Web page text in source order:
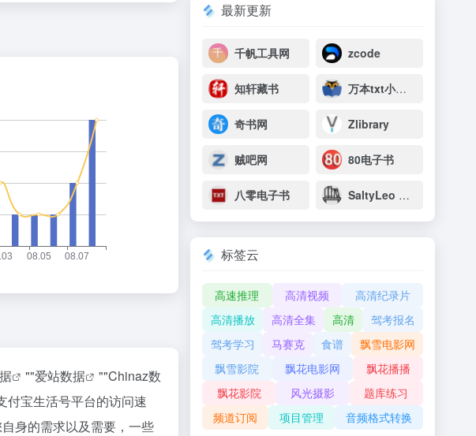
""爱站数据 ""Chinaz数
付宝生活号平台的访问速
身的需求以及需要，一些
最新更新
千帆工具网 zcode
知轩藏书 万本txt小说下载网
奇书网 Zlibrary
贼吧网 80电子书
八零电子书 SaltyLeo 的书架
标签云
高速推理 高清视频
高清纪录片
高清播放
高清全集 高清
驾考报名
驾考学习
马赛克 食谱
飘雪电影网
飘雪影院
飘花电影网
飘花播播
飘花影院
风光摄影
题库练习
频道订阅
项目管理 音频格式转换